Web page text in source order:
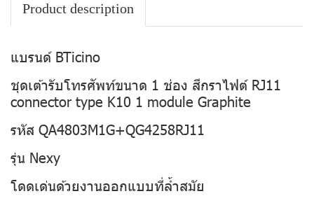
Product description
แบรนด์ BTicino
ชุดเต้ารับโทรศัพท์ขนาด 1 ช่อง สีกราไฟต์ RJ11
connector type K10 1 module Graphite
รหัส QA4803M1G+QG4258RJ11
รุ่น Nexy
โดดเด่นด้วยงานออกแบบที่ล้ำสมัย